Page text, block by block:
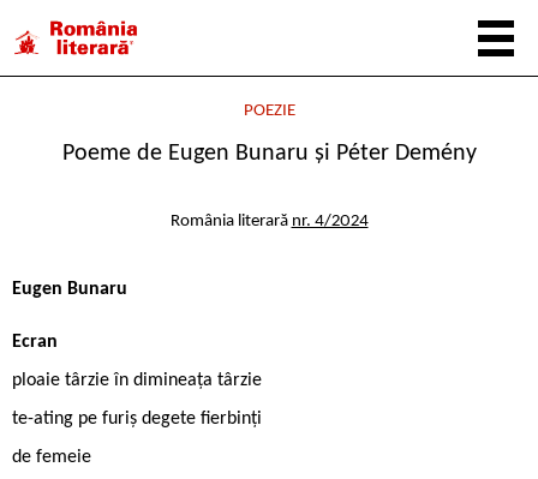
POEZIE
Poeme de Eugen Bunaru și Péter Demény
România literară nr. 4/2024
Eugen Bunaru
Ecran
ploaie târzie în dimineața târzie
te-ating pe furiș degete fierbinți
de femeie